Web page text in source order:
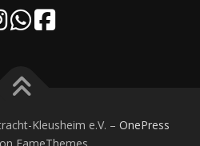
Kleusheim e.V. – OnePress